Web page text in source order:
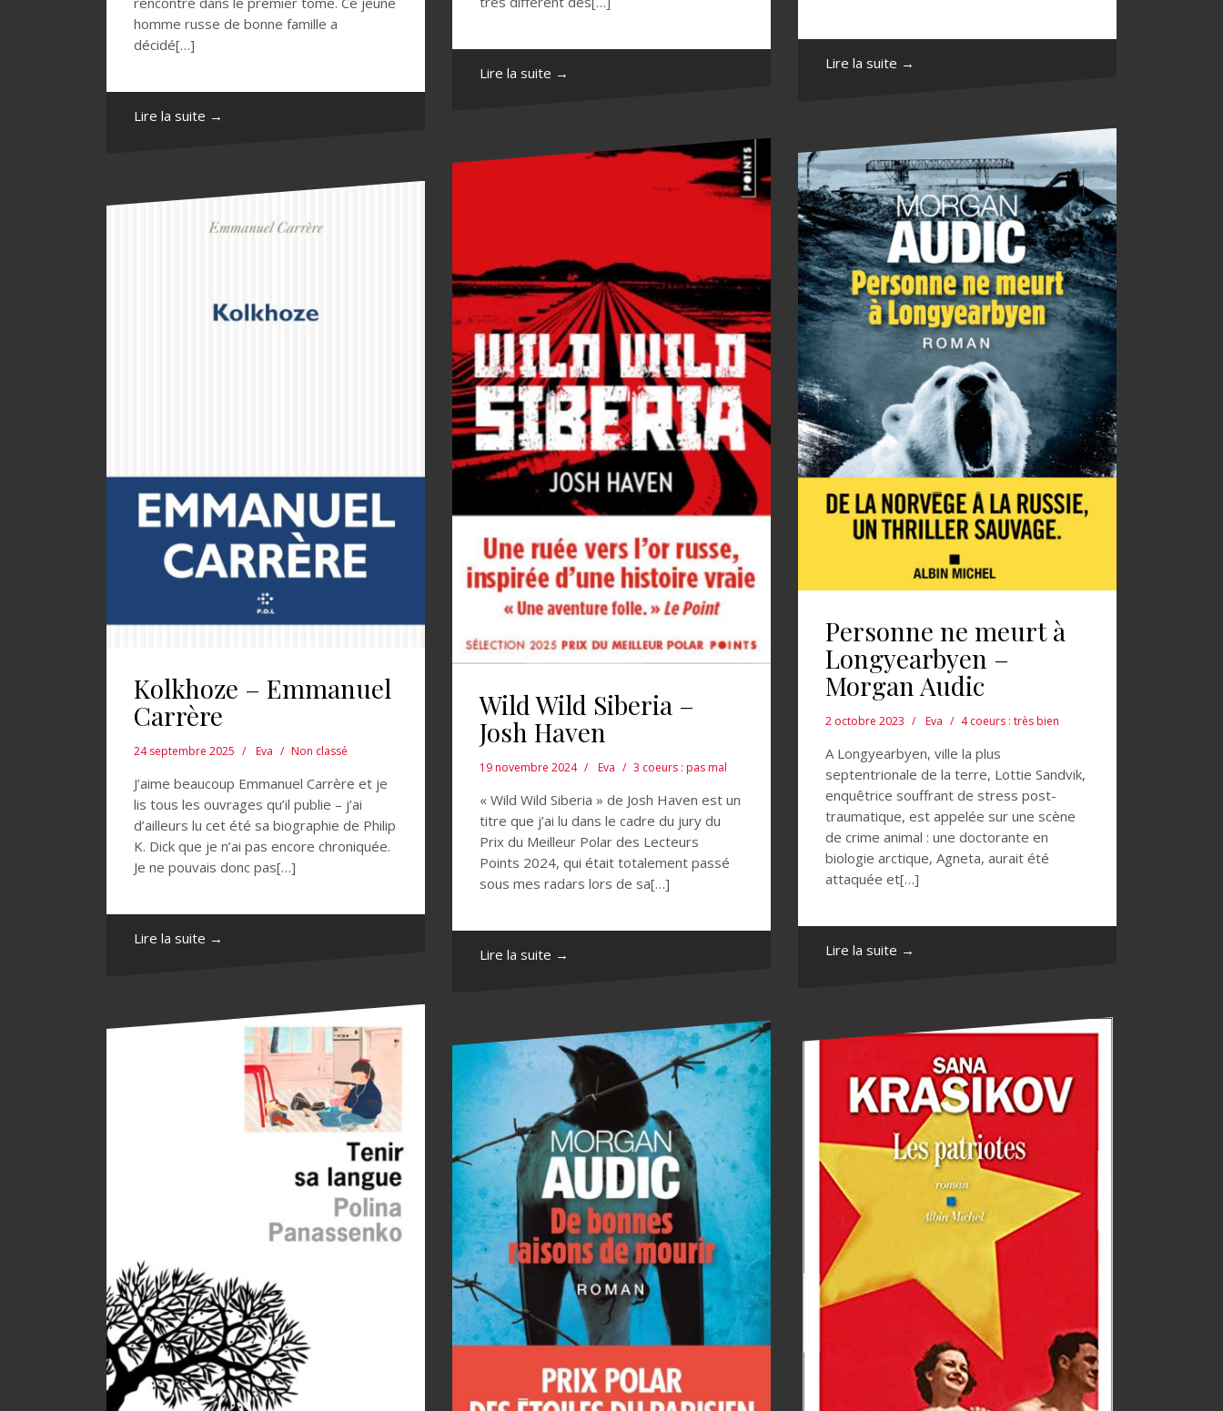
homme russe de bonne famille a
décidé[…]
Lire la suite →
Lire la suite →
Lire la suite →
Kolkhoze – Emmanuel
Carrère
24 septembre 2025 Eva Non classé
J’aime beaucoup Emmanuel Carrère et je
lis tous les ouvrages qu’il publie – j’ai
d’ailleurs lu cet été sa biographie de Philip
K. Dick que je n’ai pas encore chroniquée.
Je ne pouvais donc pas[…]
Lire la suite →
Wild Wild Siberia –
Josh Haven
19 novembre 2024 Eva 3 coeurs : pas mal
« Wild Wild Siberia » de Josh Haven est un
titre que j’ai lu dans le cadre du jury du
Prix du Meilleur Polar des Lecteurs
Points 2024, qui était totalement passé
sous mes radars lors de sa[…]
Lire la suite →
Personne ne meurt à
Longyearbyen –
Morgan Audic
2 octobre 2023 Eva 4 coeurs : très bien
A Longyearbyen, ville la plus
septentrionale de la terre, Lottie Sandvik,
enquêtrice souffrant de stress post-
traumatique, est appelée sur une scène
de crime animal : une doctorante en
biologie arctique, Agneta, aurait été
attaquée et[…]
Lire la suite →